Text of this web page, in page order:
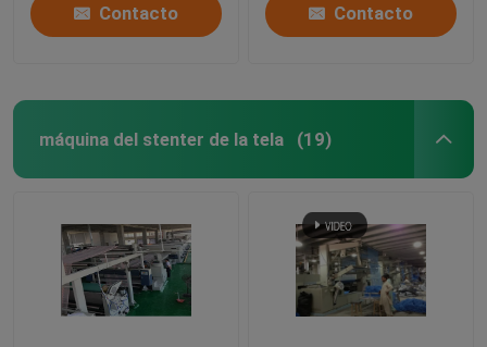
Contacto Contacto
máquina del stenter de la tela (19)